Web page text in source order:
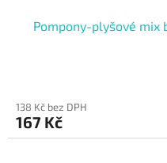
Pompony-plyšové
138 Kč bez DPH
167 Kč